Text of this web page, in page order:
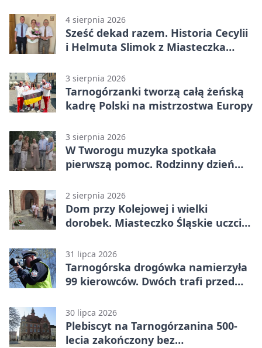
4 sierpnia 2026
Sześć dekad razem. Historia Cecylii
i Helmuta Slimok z Miasteczka
3 sierpnia 2026
Tarnogórzanki tworzą całą żeńską
kadrę Polski na mistrzostwa Europy
3 sierpnia 2026
W Tworogu muzyka spotkała
pierwszą pomoc. Rodzinny dzień
2 sierpnia 2026
Dom przy Kolejowej i wielki
dorobek. Miasteczko Śląskie uczciło
31 lipca 2026
Tarnogórska drogówka namierzyła
99 kierowców. Dwóch trafi przed
30 lipca 2026
Plebiscyt na Tarnogórzanina 500-
lecia zakończony bez